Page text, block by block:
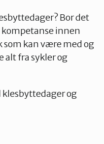
Bor det
kompetanse innen
som kan være med og
alt fra sykler og
og